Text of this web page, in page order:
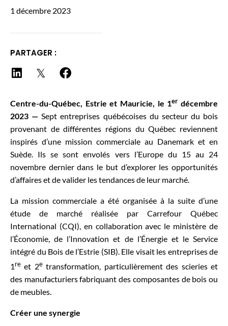
1 décembre 2023
PARTAGER :
Centre-du-Québec, Estrie et Mauricie, le 1er décembre
2023 — Sept entreprises québécoises du secteur du bois
provenant de différentes régions du Québec reviennent
inspirés d’une mission commerciale au Danemark et en
Suède. Ils se sont envolés vers l’Europe du 15 au 24
novembre dernier dans le but d’explorer les opportunités
d’affaires et de valider les tendances de leur marché.
La mission commerciale a été organisée à la suite d’une
étude de marché réalisée par Carrefour Québec
International (CQI), en collaboration avec le ministère de
l’Économie, de l’Innovation et de l’Énergie et le Service
intégré du Bois de l’Estrie (SIB). Elle visait les entreprises de
1re et 2etransformation, particulièrement des scieries et
des manufacturiers fabriquant des composantes de bois ou
de meubles.
Créer une synergie